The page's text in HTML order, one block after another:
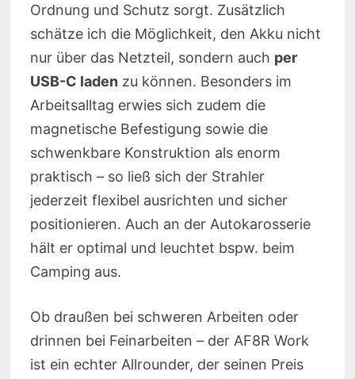
Ordnung und Schutz sorgt. Zusätzlich
schätze ich die Möglichkeit, den Akku nicht
nur über das Netzteil, sondern auch per
USB-C laden zu können. Besonders im
Arbeitsalltag erwies sich zudem die
magnetische Befestigung sowie die
schwenkbare Konstruktion als enorm
praktisch – so ließ sich der Strahler
jederzeit flexibel ausrichten und sicher
positionieren. Auch an der Autokarosserie
hält er optimal und leuchtet bspw. beim
Camping aus.
Ob draußen bei schweren Arbeiten oder
drinnen bei Feinarbeiten – der AF8R Work
ist ein echter Allrounder, der seinen Preis